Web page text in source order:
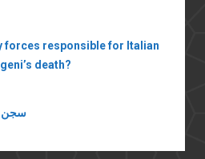
forces responsible for Italian
death?
سجن